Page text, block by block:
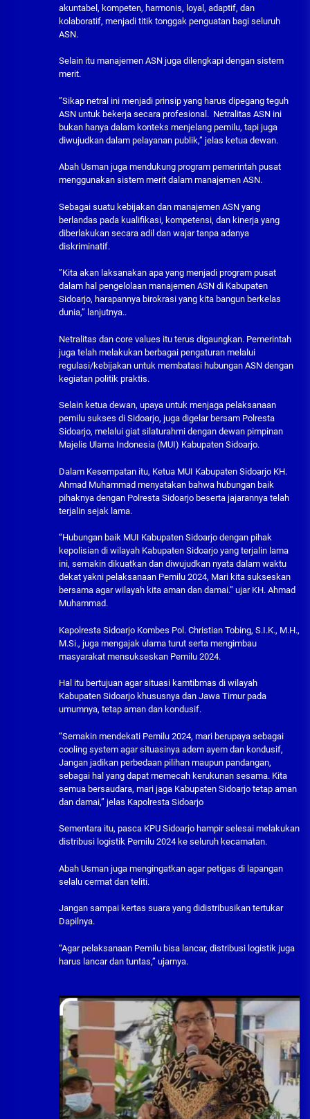
akuntabel, kompeten, harmonis, loyal, adaptif, dan
kolaboratif, menjadi titik tonggak penguatan bagi seluruh
ASN.
Selain itu manajemen ASN juga dilengkapi dengan sistem
merit.
”Sikap netral ini menjadi prinsip yang harus dipegang teguh
ASN untuk bekerja secara profesional. Netralitas ASN ini
bukan hanya dalam konteks menjelang pemilu, tapi juga
diwujudkan dalam pelayanan publik,” jelas ketua dewan.
Abah Usman juga mendukung program pemerintah pusat
menggunakan sistem merit dalam manajemen ASN.
Sebagai suatu kebijakan dan manajemen ASN yang
berlandas pada kualifikasi, kompetensi, dan kinerja yang
diberlakukan secara adil dan wajar tanpa adanya
diskriminatif.
”Kita akan laksanakan apa yang menjadi program pusat
dalam hal pengelolaan manajemen ASN di Kabupaten
Sidoarjo, harapannya birokrasi yang kita bangun berkelas
dunia,” lanjutnya..
Netralitas dan core values itu terus digaungkan. Pemerintah
juga telah melakukan berbagai pengaturan melalui
regulasi/kebijakan untuk membatasi hubungan ASN dengan
kegiatan politik praktis.
Selain ketua dewan, upaya untuk menjaga pelaksanaan
pemilu sukses di Sidoarjo, juga digelar bersam Polresta
Sidoarjo, melalui giat silaturahmi dengan dewan pimpinan
Majelis Ulama Indonesia (MUI) Kabupaten Sidoarjo.
Dalam Kesempatan itu, Ketua MUI Kabupaten Sidoarjo KH.
Ahmad Muhammad menyatakan bahwa hubungan baik
pihaknya dengan Polresta Sidoarjo beserta jajarannya telah
terjalin sejak lama.
“Hubungan baik MUI Kabupaten Sidoarjo dengan pihak
kepolisian di wilayah Kabupaten Sidoarjo yang terjalin lama
ini, semakin dikuatkan dan diwujudkan nyata dalam waktu
dekat yakni pelaksanaan Pemilu 2024, Mari kita sukseskan
bersama agar wilayah kita aman dan damai.” ujar KH. Ahmad
Muhammad.
Kapolresta Sidoarjo Kombes Pol. Christian Tobing, S.I.K., M.H.,
M.Si., juga mengajak ulama turut serta mengimbau
masyarakat mensukseskan Pemilu 2024.
Hal itu bertujuan agar situasi kamtibmas di wilayah
Kabupaten Sidoarjo khususnya dan Jawa Timur pada
umumnya, tetap aman dan kondusif.
“Semakin mendekati Pemilu 2024, mari berupaya sebagai
cooling system agar situasinya adem ayem dan kondusif,
Jangan jadikan perbedaan pilihan maupun pandangan,
sebagai hal yang dapat memecah kerukunan sesama. Kita
semua bersaudara, mari jaga Kabupaten Sidoarjo tetap aman
dan damai,” jelas Kapolresta Sidoarjo
Sementara itu, pasca KPU Sidoarjo hampir selesai melakukan
distribusi logistik Pemilu 2024 ke seluruh kecamatan.
Abah Usman juga mengingatkan agar petigas di lapangan
selalu cermat dan teliti.
Jangan sampai kertas suara yang didistribusikan tertukar
Dapilnya.
“Agar pelaksanaan Pemilu bisa lancar, distribusi logistik juga
harus lancar dan tuntas,” ujarnya.